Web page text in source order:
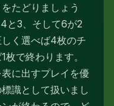
たどりましょう
と3、そして6が2
く選べば4枚のチ
で終わります。
に出すプレイを優
識として扱いまし